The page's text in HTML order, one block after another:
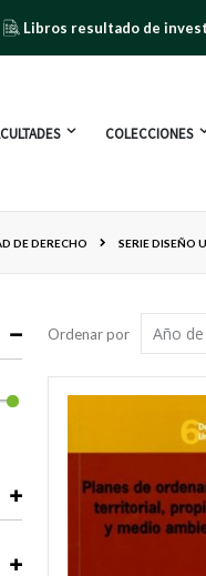
Libros resultado de
COLECCIONES
DE DERECHO SERIE DISEÑO
Ordenar por